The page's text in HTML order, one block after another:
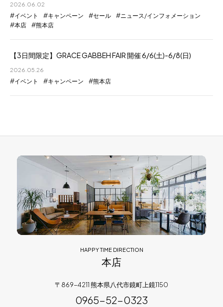
2026.06.02
イベント キャンペーン セール
ニュース/インフォメーション
本店
熊本店
【3日間限定】GRACE GABBEH FAIR 開催 6/6(土)-6/8(日)
2026.05.26
イベント キャンペーン 熊本店
HAPPY TIME DIRECTION
本店
〒869-4211 熊本県八代市鏡町上鏡1150
0965-52-0323